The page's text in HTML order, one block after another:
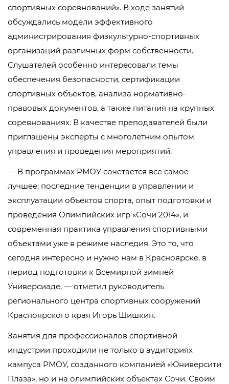
спортивных соревнований». В ходе занятий
обсуждались модели эффективного
администрирования физкультурно-спортивных
организаций различных форм собственности.
Слушателей особенно интересовали темы
обеспечения безопасности, сертификации
спортивных объектов, анализа нормативно-
правовых документов, а также питания на крупных
соревнованиях. В качестве преподавателей были
приглашены эксперты с многолетним опытом
управления и проведения мероприятий.
— В программах РМОУ сочетается все самое
лучшее: последние тенденции в управлении и
эксплуатации объектов спорта, опыт подготовки и
проведения Олимпийских игр «Сочи 2014», и
современная практика управления спортивными
объектами уже в режиме наследия. Это то, что
сегодня интересно и нужно нам в Красноярске, в
период подготовки к Всемирной зимней
Универсиаде, — отметил руководитель
регионального центра спортивных сооружений
Красноярского края Игорь Шишкин.
Занятия для профессионалов спортивной
индустрии проходили не только в аудиториях
кампуса РМОУ, созданного компанией «Юниверсити
Плаза», но и на олимпийских объектах Сочи. Своим